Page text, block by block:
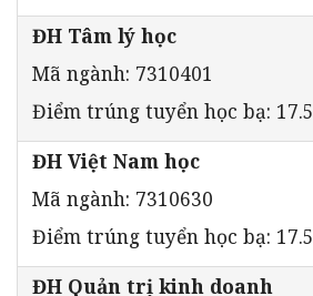
ĐH Tâm lý học
Mã ngành: 7310401
Điểm trúng tuyển học bạ: 17.5
ĐH Việt Nam học
Mã ngành: 7310630
Điểm trúng tuyển học bạ: 17.5
ĐH Quản trị kinh doanh